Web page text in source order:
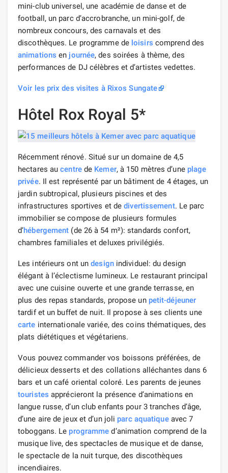
mini-club universel, une académie de danse et de
football, un parc d’accrobranche, un mini-golf, de
nombreux concours, des carnavals et des
discothèques. Le programme de loisirs comprend des
animations en journée, des soirées à thème, des
performances de DJ célèbres et d’artistes vedettes.
Voir les prix des visites à Rixos Sungate
Hôtel Rox Royal 5*
Récemment rénové. Situé sur un domaine de 4,5
hectares aucentrede Kemer, à 150 mètres d’une plage
privée. Il est représenté par un bâtiment de 4 étages, un
jardin subtropical, plusieurs piscines et des
infrastructures sportives et dedivertissement. Le parc
immobilier se compose de plusieurs formules
d’hébergement (de 26 à 54 m²): standards confort,
chambres familiales et deluxes privilégiés.
Les intérieurs ont undesignindividuel: du design
élégant à l’éclectisme lumineux. Le restaurant principal
avec une cuisine ouverte et une grande terrasse, en
plus des repas standards, propose un petit-déjeuner
tardif et un buffet de nuit. Il propose à ses clients une
carte internationale variée, des coins thématiques, des
plats diététiques et végétariens.
Vous pouvez commander vos boissons préférées, de
délicieux desserts et des collations alléchantes dans 6
bars et un café oriental coloré. Les parents de jeunes
touristes apprécieront la présence d’animations en
langue russe, d’un club enfants pour 3 tranches d’âge,
d’une aire de jeux et d’un joli parc aquatiqueavec 7
toboggans. Le programme d’animation comprend de la
musique live, des spectacles de musique et de danse,
le spectacle de la nuit turque, des discothèques
incendiaires.